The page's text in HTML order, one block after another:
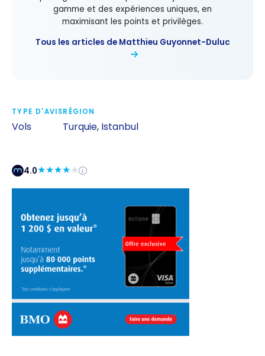
gamme et des expériences uniques, en
maximisant les points et privilèges.
Tous les articles de Matthieu Guyonnet-Duluc
TYPE D'AVIS
Vols
RÉGION
Turquie, Istanbul
4.0